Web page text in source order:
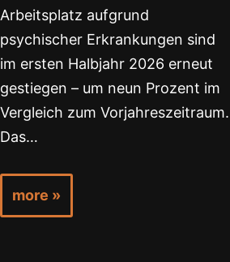
Arbeitsplatz aufgrund
psychischer Erkrankungen sind
im ersten Halbjahr 2026 erneut
gestiegen – um neun Prozent im
Vergleich zum Vorjahreszeitraum.
Das…
more »